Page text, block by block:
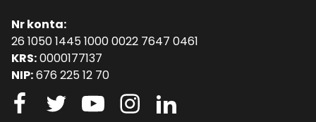
Nr konta:
26 1050 1445 1000 0022 7647 0461
KRS:0000177137
NIP:676 225 12 70